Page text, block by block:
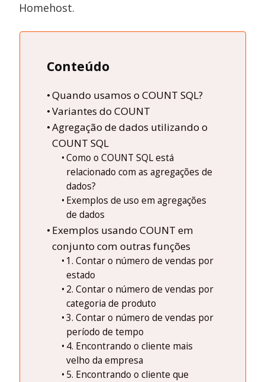
Homehost.
Conteúdo
Quando usamos o COUNT SQL?
Variantes do COUNT
Agregação de dados utilizando o
COUNT SQL
Como o COUNT SQL está
relacionado com as agregações de
dados?
Exemplos de uso em agregações
de dados
Exemplos usando COUNT em
conjunto com outras funções
1. Contar o número de vendas por
estado
2. Contar o número de vendas por
categoria de produto
3. Contar o número de vendas por
período de tempo
4. Encontrando o cliente mais
velho da empresa
5. Encontrando o cliente que